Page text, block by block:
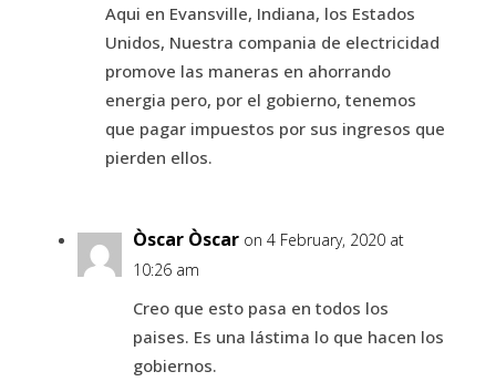
Aqui en Evansville, Indiana, los Estados
Unidos, Nuestra compania de electricidad
promove las maneras en ahorrando
energia pero, por el gobierno, tenemos
que pagar impuestos por sus ingresos que
pierden ellos.
Òscar Òscar on 4 February, 2020 at
10:26 am
Creo que esto pasa en todos los
paises. Es una lástima lo que hacen los
gobiernos.